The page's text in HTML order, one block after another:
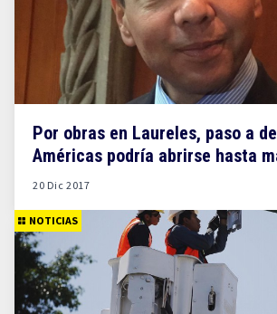
Por obras en Laureles, paso a
Américas podría abrirse hasta
20 Dic 2017
NOTICIAS